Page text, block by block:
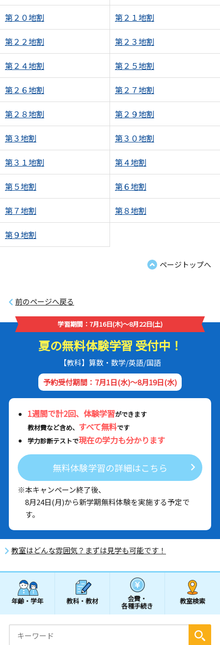
第２０地割 第２１地割
第２２地割 第２３地割
第２４地割 第２５地割
第２６地割 第２７地割
第２８地割 第２９地割
第３地割 第３０地割
第３１地割 第４地割
第５地割 第６地割
第７地割 第８地割
第９地割
ページトップへ
前のページへ戻る
学習期間：7月16日(木)～8月22日(土)
夏の無料体験学習 受付中！
【教科】算数・数学/英語/国語
予約受付期間：7月1日(水)～8月19日(水)
1週間で計2回、体験学習ができます
教材費など含め、 すべて無料です
学力診断テストで現在の学力も分かります
無料体験学習の詳細はこちら
※本キャンペーン終了後、
8月24日(月)から新学期無料体験を実施する予定で
す。
教室はどんな雰囲気？まずは見学も可能です！
年齢・学年 教科・教材 会費・
各種手続き
教室検索